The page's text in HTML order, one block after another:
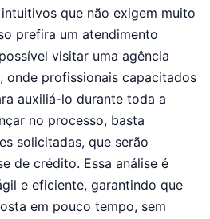
que não exigem muito
prefira um atendimento
visitar uma agência
onde profissionais capacitados
auxiliá-lo durante toda a
no processo, basta
solicitadas, que serão
de crédito. Essa análise é
e eficiente, garantindo que
em pouco tempo, sem